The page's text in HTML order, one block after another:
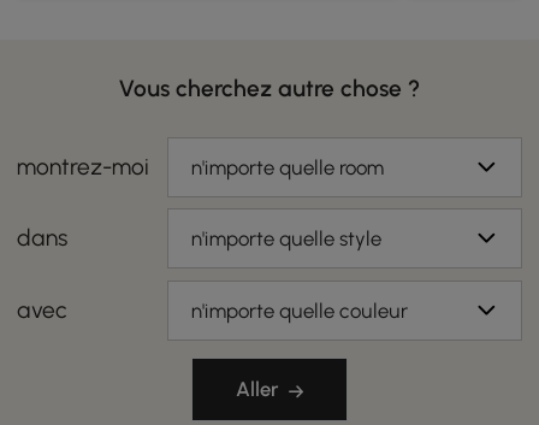
Vous cherchez autre chose ?
montrez-moi n'importe quelle room
dans n'importe quelle style
avec n'importe quelle couleur
Aller